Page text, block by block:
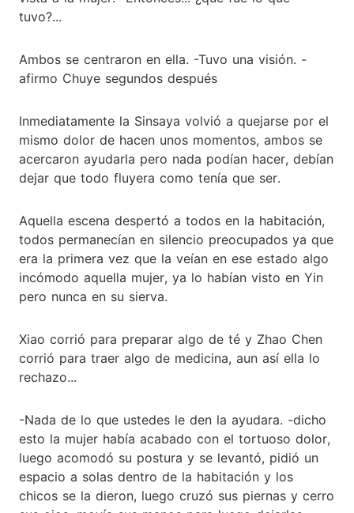
tuvo?...
Ambos se centraron en ella. -Tuvo una visión. -
afirmo Chuye segundos después
Inmediatamente la Sinsaya volvió a quejarse por el
mismo dolor de hacen unos momentos, ambos se
acercaron ayudarla pero nada podían hacer, debían
dejar que todo fluyera como tenía que ser.
Aquella escena despertó a todos en la habitación,
todos permanecían en silencio preocupados ya que
era la primera vez que la veían en ese estado algo
incómodo aquella mujer, ya lo habían visto en Yin
pero nunca en su sierva.
Xiao corrió para preparar algo de té y Zhao Chen
corrió para traer algo de medicina, aun así ella lo
rechazo...
-Nada de lo que ustedes le den la ayudara. -dicho
esto la mujer había acabado con el tortuoso dolor,
luego acomodó su postura y se levantó, pidió un
espacio a solas dentro de la habitación y los
chicos se la dieron, luego cruzó sus piernas y cerro